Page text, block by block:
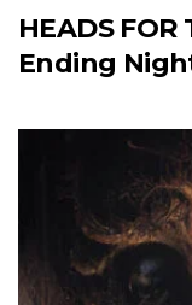
HEADS FOR
Ending